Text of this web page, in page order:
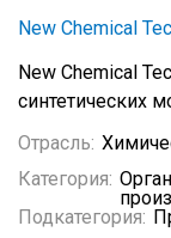
New Chemical
New Chemical
синтетических
Отрасль:
Категория:
Подкатегория: